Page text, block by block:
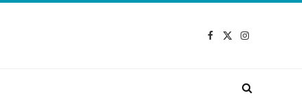
Facebook
X
Instagram